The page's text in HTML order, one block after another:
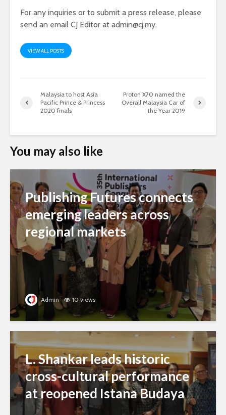
For any inquiries or to submit a press release, please
send an email CJ Editor at admin@cj.my.
VIEW ALL POSTS
Malaysia to host Asia
Pacific Prince & Princess
2020 finals
Proton X70 named the
Overall Malaysia Car of
the Year 2019
You may also like
Publishing Futures connects
emerging leaders across
regional markets
Admin 10 views
L. Shankar leads historic
cross-cultural performance
at reopened Istana Budaya